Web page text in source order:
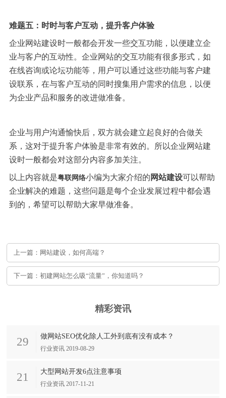
难题五：时时与客户互动，提升客户体验
企业网站建设时一般都会开发一些交互功能，以便建立企
业与客户的互动性。企业网站的交互功能有很多形式，如
在线咨询或论坛功能等，用户可以通过这些功能与客户建
设联系，在与客户互动的同时搜集用户需求的信息，以便
为企业产品和服务的改进做准备。
企业与用户沟通愉快后，双方就会建立起良好的合做关
系，这对于提升客户体验是非常有效的。所以企业网站建
设时一般都会对这部分内容多加关注。
以上内容就是粤联网络小编为大家介绍的 网站建设可以帮助
企业解决的难题，这些问题是每个企业发展过程中都会遇
到的，希望可以帮助大家早做准备。
上一篇：网站建设，如何高端？
下一篇：初建网站怎么吸“流量”，你知道吗？
精彩资讯
29 做网站SEO优化除人工外到底有没有成本？
行业资讯 2019-08-29
21 大型网站开发6点注意事项
行业资讯 2017-11-21